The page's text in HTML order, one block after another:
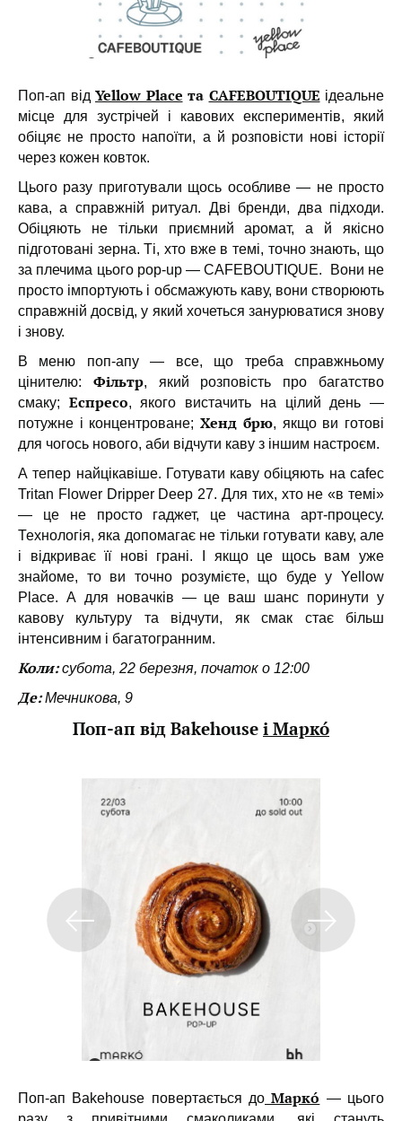
Поп-ап від Yellow Place та CAFEBOUTIQUE ідеальне
місце для зустрічей і кавових експериментів, який
обіцяє не просто напоїти, а й розповісти нові історії
через кожен ковток.
Цього разу приготували щось особливе — не просто
кава, а справжній ритуал. Дві бренди, два підходи.
Обіцяють не тільки приємний аромат, а й якісно
підготовані зерна. Ті, хто вже в темі, точно знають, що
за плечима цього pop-up — CAFEBOUTIQUE. Вони не
просто імпортують і обсмажують каву, вони створюють
справжній досвід, у який хочеться занурюватися знову
і знову.
В меню поп-апу — все, що треба справжньому
цінителю: Фільтр, який розповість про багатство
смаку; Еспресо, якого вистачить на цілий день —
потужне і концентроване;Хенд брю, якщо ви готові
для чогось нового, аби відчути каву з іншим настроєм.
А тепер найцікавіше. Готувати каву обіцяють на cafec
Tritan Flower Dripper Deep 27. Для тих, хто не «в темі»
— це не просто гаджет, це частина арт-процесу.
Технологія, яка допомагає не тільки готувати каву, але
і відкриває її нові грані. І якщо це щось вам уже
знайоме, то ви точно розумієте, що буде у Yellow
Place. А для новачків — це ваш шанс поринути у
кавову культуру та відчути, як смак стає більш
інтенсивним і багатогранним.
Коли:субота, 22 березня, початок о 12:00
Де:Мечникова, 9
Поп-ап від Bakehouse і Маркó
Поп-ап Bakehouse повертається до Маркó — цього